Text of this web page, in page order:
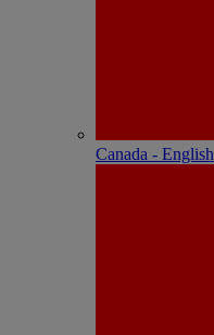
Canada - English